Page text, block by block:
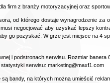
firm z branży motoryzacyjnej oraz
od którego dostaje wynagrodzenie za
negocjować aby uzyskać lepszy
go pozyskać. W grze jest miejsce na 4
i podstronach serwisu. Rozmiar banera
serwisu: marketing@maxf1.com
bandy, na których można umieścić